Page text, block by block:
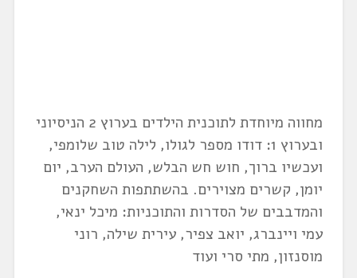
מחווה מיוחדת לתוכנית הילדים בערוץ 2 הניסיוני
ובערוץ 1: דודו מספר לגולו, לילה טוב שלומפי,
ועכשיו ברוך, חוש חש הבלש, העולם הערב, יום
יומן, קשרים מצוירים. בהשתתפות השחקנים
והמדבבים של הסדרות והתוכניות: מיכל ינאי,
עמי ויינברג, יואב צפיר, עירית שילה, רוני
מוסנזון, מתי סרי ועוד